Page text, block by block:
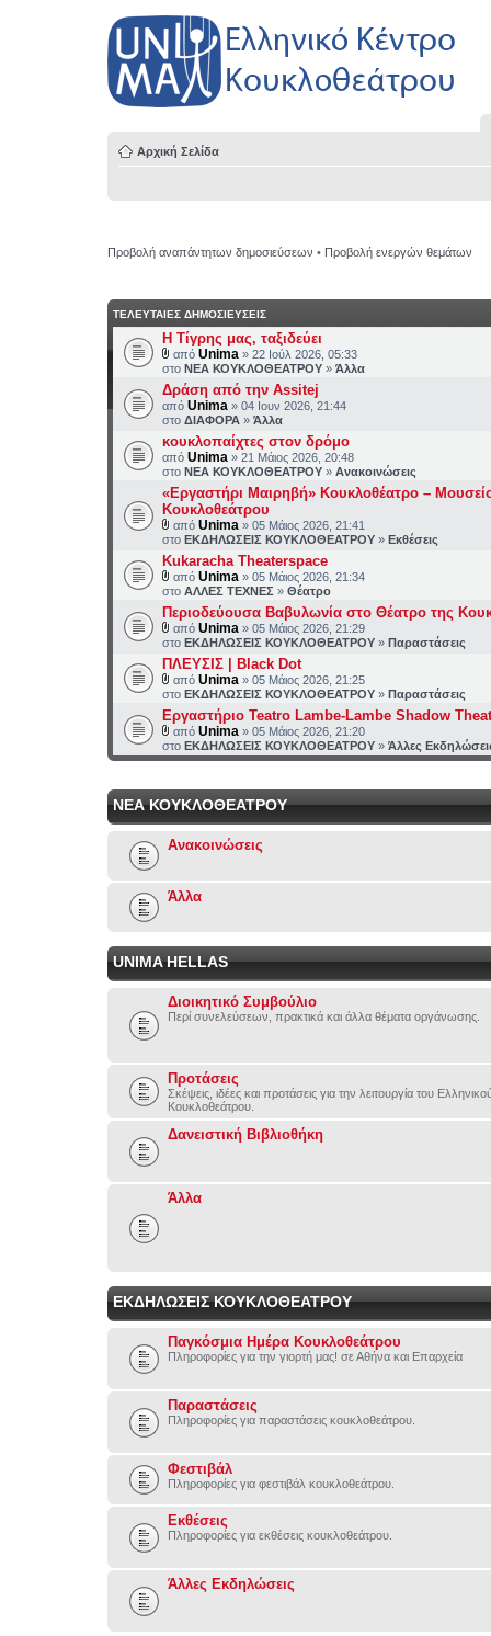
Αρχική Σελίδα
Προβολή αναπάντητων δημοσιεύσεων • Προβολή ενεργών θεμάτων
ΤΕΛΕΥΤΑΙΕΣ ΔΗΜΟΣΙΕΥΣΕΙΣ
H Τίγρης μας, ταξιδεύει
από Unima » 22 Ιούλ 2026, 05:33
στο ΝΕΑ ΚΟΥΚΛΟΘΕΑΤΡΟΥ » Άλλα
Δράση από την Assitej
από Unima » 04 Ιουν 2026, 21:44
στο ΔΙΑΦΟΡΑ » Άλλα
κουκλοπαίχτες στον δρόμο
από Unima » 21 Μάιος 2026, 20:48
στο ΝΕΑ ΚΟΥΚΛΟΘΕΑΤΡΟΥ » Ανακοινώσεις
«Εργαστήρι Μαιρηβή» Κουκλοθέατρο –
Κουκλοθεάτρου
από Unima » 05 Μάιος 2026, 21:41
στο ΕΚΔΗΛΩΣΕΙΣ ΚΟΥΚΛΟΘΕΑΤΡΟΥ » Εκθέσεις
Kukaracha Theaterspace
από Unima » 05 Μάιος 2026, 21:34
στο ΑΛΛΕΣ ΤΕΧΝΕΣ » Θέατρο
Περιοδεύουσα Βαβυλωνία στο Θέατρο της
από Unima » 05 Μάιος 2026, 21:29
στο ΕΚΔΗΛΩΣΕΙΣ ΚΟΥΚΛΟΘΕΑΤΡΟΥ » Παραστάσεις
ΠΛΕΥΣΙΣ | Black Dot
από Unima » 05 Μάιος 2026, 21:25
στο ΕΚΔΗΛΩΣΕΙΣ ΚΟΥΚΛΟΘΕΑΤΡΟΥ » Παραστάσεις
Εργαστήριο Teatro Lambe-Lambe Shadow
από Unima » 05 Μάιος 2026, 21:20
στο ΕΚΔΗΛΩΣΕΙΣ ΚΟΥΚΛΟΘΕΑΤΡΟΥ » Άλλες
ΝΕΑ ΚΟΥΚΛΟΘΕΑΤΡΟΥ
Ανακοινώσεις
Άλλα
UNIMA HELLAS
Διοικητικό Συμβούλιο
Περί συνελεύσεων, πρακτικά και άλλα θέματα οργάνωσης.
Προτάσεις
Σκέψεις, ιδέες και προτάσεις για την λειτουργία του
Κουκλοθεάτρου.
Δανειστική Βιβλιοθήκη
Άλλα
ΕΚΔΗΛΩΣΕΙΣ ΚΟΥΚΛΟΘΕΑΤΡΟΥ
Παγκόσμια Ημέρα Κουκλοθεάτρου
Πληροφορίες για την γιορτή μας! σε Αθήνα και Επαρχεία
Παραστάσεις
Πληροφορίες για παραστάσεις κουκλοθεάτρου.
Φεστιβάλ
Πληροφορίες για φεστιβάλ κουκλοθεάτρου.
Εκθέσεις
Πληροφορίες για εκθέσεις κουκλοθεάτρου.
Άλλες Εκδηλώσεις